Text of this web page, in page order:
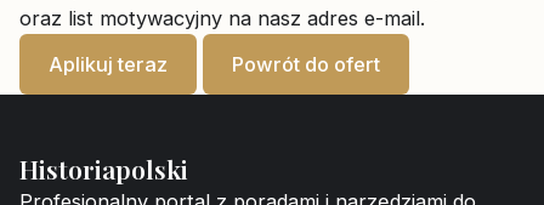
oraz list motywacyjny na nasz adres e-mail.
Aplikuj teraz
Powrót do ofert
Historiapolski